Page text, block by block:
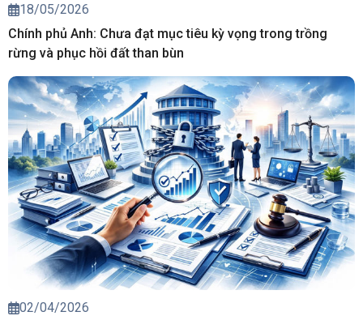
18/05/2026
Chính phủ Anh: Chưa đạt mục tiêu kỳ vọng trong trồng
rừng và phục hồi đất than bùn
02/04/2026